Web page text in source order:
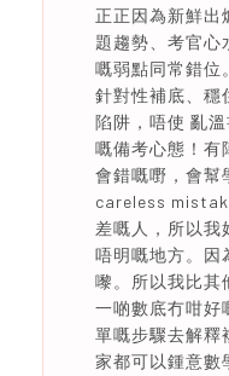
正正因為新鮮出
題趨勢、考官心
嘅弱點同常錯位
針對性補底、穩
陷阱，唔使 亂
嘅備考心態！有
會錯嘅嘢，會幫
careless
差嘅人，所以我
唔明嘅地方。因
嚟。所以我比其
一啲數底冇咁好
單嘅步驟去解釋
家都可以鍾意數